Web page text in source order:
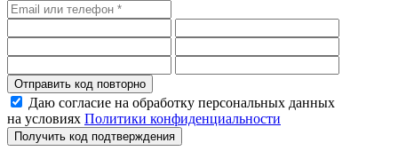
Отправить код повторно
Даю согласие на обработку персональных данных
на условиях Политики конфиденциальности
Получить код подтверждения